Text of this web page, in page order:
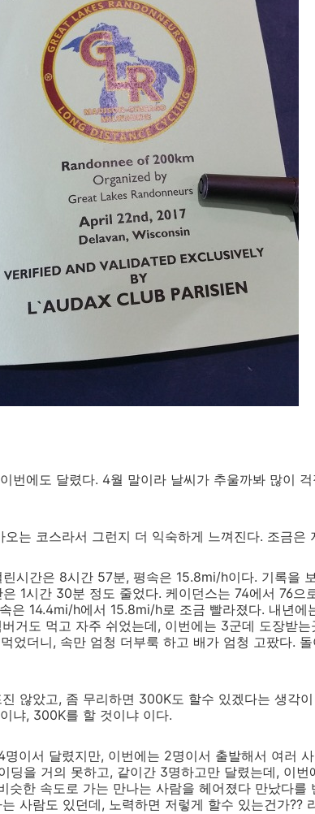
번에도 달렸다. 4월 말이라 날씨가 추울까봐 많이
는 코스라서 그런지 더 익숙하게 느껴진다. 조금은
시간은 8시간 57분, 평속은 15.8mi/h이다. 기록을
1시간 30분 정도 줄었다. 케이던스는 74에서 76으
은 14.4mi/h에서 15.8mi/h로 조금 빨라졌다. 내년에
거도 먹고 자주 쉬었는데, 이번에는 3군데 도장받
었더니, 속만 엄청 더부룩 하고 배가 엄청 고팠다.
않았고, 좀 무리하면 300K도 할수 있겠다는 생각
냐, 300K를 할 것이냐 이다.
이서 달렸지만, 이번에는 2명이서 출발해서 여러
딩을 거의 못하고, 같이간 3명하고만 달렸는데, 이
슷한 속도로 가는 만나는 사람을 헤어졌다 만났다를
사람도 있던데, 노력하면 저렇게 할수 있는건가??